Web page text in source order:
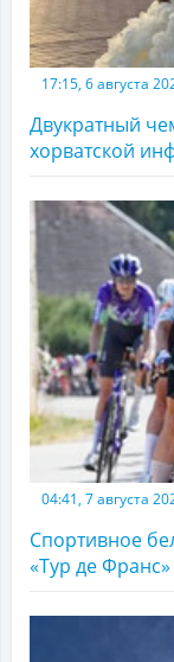
17:15, 6 августа
Двукратный
хорватской
04:41, 7 августа
Спортивное
«Тур де Франс»